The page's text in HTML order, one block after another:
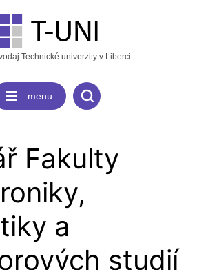
Technické univerzity v Liberci
menu
Fakulty
a
studií